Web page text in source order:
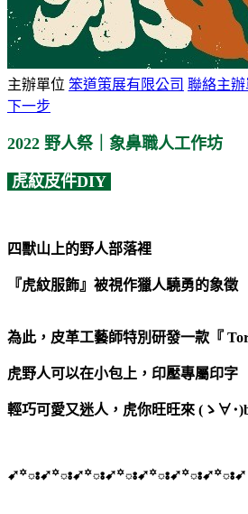
主辦單位 笨道策展有限公司 聯絡主辦
下一步
2022 野人祭｜象鼻職人工作坊
虎紋皮件DIY
四獸山上的野人部落裡
『虎紋服飾』 被視作獵人驍勇的象徵
為此，皮革工藝師特別研發一款『
虎野人可以在小包上，印壓專屬印字
輕巧可愛又迷人，虎你旺旺來 (ゝ∀･
➹꙳ః➹꙳ః➹꙳ః➹꙳ః➹꙳ః➹꙳ః➹꙳ః➹